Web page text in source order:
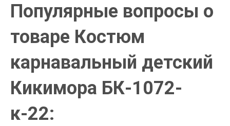
Популярные вопросы о
товаре Костюм
карнавальный детский
Кикимора БК-1072-
к-22: